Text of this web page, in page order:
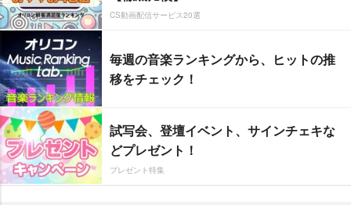
CS動画配信サービス20選
毎週の音楽ランキングから、ヒットの推
移をチェック！
試写会、登壇イベント、サインチェキな
どプレゼント！
プレゼント特集